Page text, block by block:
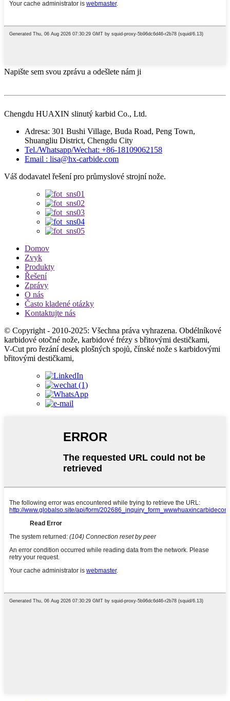
Napište sem svou zprávu a odešlete nám ji
Chengdu HUAXIN slinutý karbid Co., Ltd.
Adresa: 301 Bushi Village, Buda Road, Peng Town,
Shuangliu District, Chengdu City
Tel./Whatsapp/Wechat: +86-18109062158
Email : lisa@hx-carbide.com
Váš dodavatel řešení pro průmyslové strojní nože.
Domov
Zvyk
Produkty
Řešení
Zprávy
O nás
Často kladené otázky
Kontaktujte nás
© Copyright - 2010-2025: Všechna práva vyhrazena. Obdélníkové
karbidové otočné nože, karbidové frézy s břitovými destičkami,
V-Cut pro řezání desek plošných spojů, čínské nože s karbidovými
břitovými destičkami,